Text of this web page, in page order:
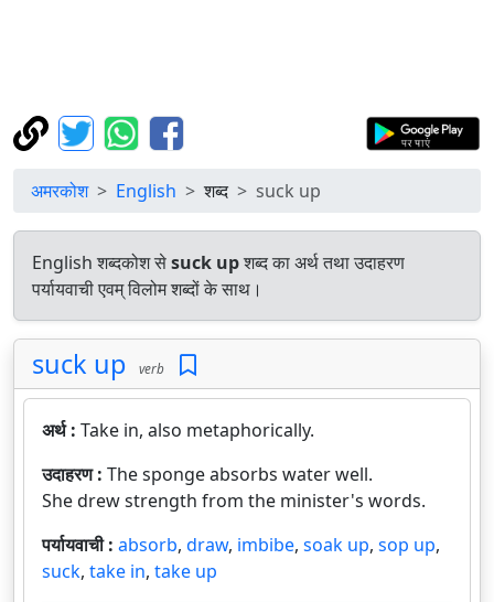
अमरकोश English शब्द suck up
English शब्दकोश सेsuck upशब्द का अर्थ तथा उदाहरण
पर्यायवाची एवम् विलोम शब्दों के साथ।
suck up verb
अर्थ : Take in, also metaphorically.
उदाहरण : The sponge absorbs water well.
She drew strength from the minister's words.
पर्यायवाची : absorb, draw, imbibe, soak up, sop up,
suck, take in, take up